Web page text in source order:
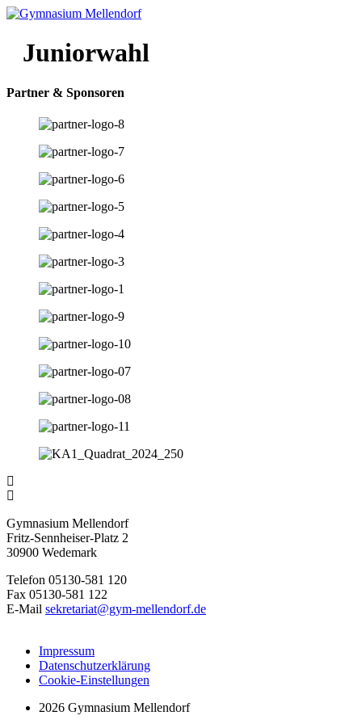
Juniorwahl
Partner & Sponsoren
Gymnasium Mellendorf
Fritz-Sennheiser-Platz 2
30900 Wedemark
Telefon 05130-581 120
Fax 05130-581 122
E-Mail sekretariat@gym-mellendorf.de
Impressum
Datenschutzerklärung
Cookie-Einstellungen
2026 Gymnasium Mellendorf